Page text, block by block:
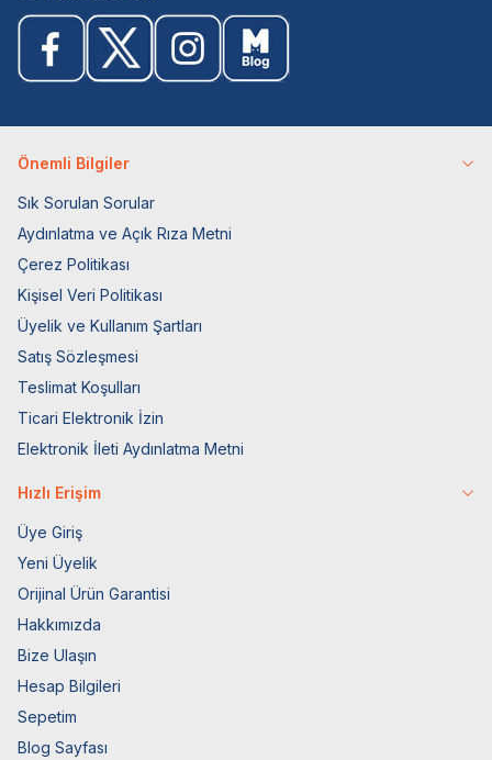
Önemli Bilgiler
Sık Sorulan Sorular
Aydınlatma ve Açık Rıza Metni
Çerez Politikası
Kişisel Veri Politikası
Üyelik ve Kullanım Şartları
Satış Sözleşmesi
Teslimat Koşulları
Ticari Elektronik İzin
Elektronik İleti Aydınlatma Metni
Hızlı Erişim
Üye Giriş
Yeni Üyelik
Orijinal Ürün Garantisi
Hakkımızda
Bize Ulaşın
Hesap Bilgileri
Sepetim
Blog Sayfası